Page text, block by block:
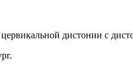
дистонии с